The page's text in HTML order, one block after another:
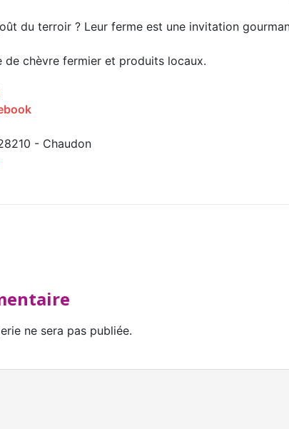
du terroir ? Leur ferme est une invitation
de chèvre fermier et produits locaux.
- Chaudon
ne sera pas publiée.